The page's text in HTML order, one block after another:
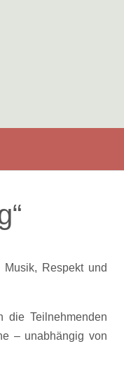
Respekt und
die Teilnehmenden
– unabhängig von